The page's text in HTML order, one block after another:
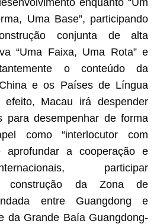
Uma Base”, participando
conjunta de alta
“Uma Faixa, Uma Rota” e
o conteúdo da
e os Países de Língua
Macau irá despender
para desempenhar de forma
como “interlocutor com
aprofundar a cooperação e
participar
construção da Zona de
entre Guangdong e
da Grande Baía Guangdong-